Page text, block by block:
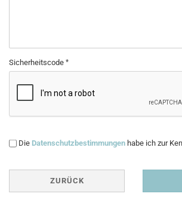
Sicherheitscode
DATENSCHUTZBESTIMMUNGEN
Die Datenschutzbestimmungen habe ich zur
ZURÜCK